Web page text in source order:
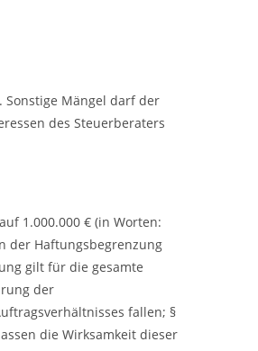
Mängel darf der
des Steuerberaters
1.000.000 € (in Worten:
der Haftungsbegrenzung
gilt für die gesamte
der
fallen; §
die Wirksamkeit dieser